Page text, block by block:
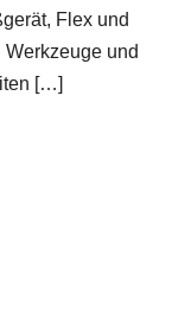
Flex und
und
[…]